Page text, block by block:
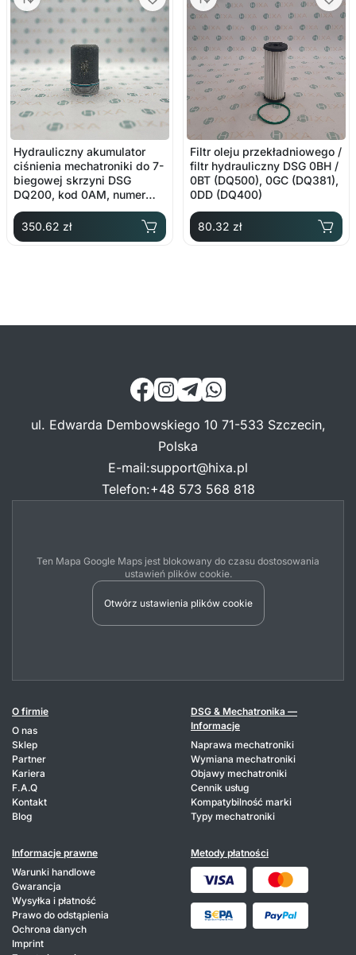
Hydrauliczny akumulator
ciśnienia mechatroniki do 7-
biegowej skrzyni DSG
DQ200, kod 0AM, numer
oryginalny 0AM325587F
350.62 zł
Filtr oleju przekładniowego /
filtr hydrauliczny DSG 0BH /
0BT (DQ500), 0GC (DQ381),
0DD (DQ400)
80.32 zł
ul. Edwarda Dembowskiego 10 71-533 Szczecin,
Polska
E-mail:support@hixa.pl
Telefon:+48 573 568 818
Ten Mapa Google Maps jest blokowany do czasu dostosowania
ustawień plików cookie.
Otwórz ustawienia plików cookie
O firmie
O nas
Sklep
Partner
Kariera
F.A.Q
Kontakt
Blog
DSG & Mechatronika —
Informacje
Naprawa mechatroniki
Wymiana mechatroniki
Objawy mechatroniki
Cennik usług
Kompatybilność marki
Typy mechatroniki
Informacje prawne
Warunki handlowe
Gwarancja
Wysyłka i płatność
Prawo do odstąpienia
Ochrona danych
Imprint
Metody płatności